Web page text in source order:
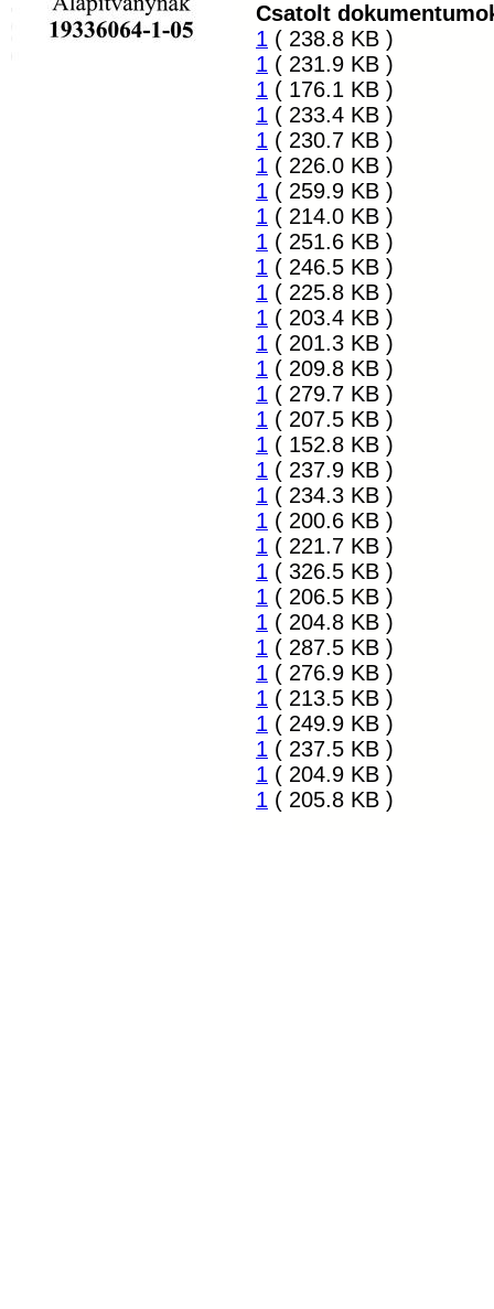
Csatolt
1 ( 238.8 KB )
1 ( 231.9 KB )
1 ( 176.1 KB )
1 ( 233.4 KB )
1 ( 230.7 KB )
1 ( 226.0 KB )
1 ( 259.9 KB )
1 ( 214.0 KB )
1 ( 251.6 KB )
1 ( 246.5 KB )
1 ( 225.8 KB )
1 ( 203.4 KB )
1 ( 201.3 KB )
1 ( 209.8 KB )
1 ( 279.7 KB )
1 ( 207.5 KB )
1 ( 152.8 KB )
1 ( 237.9 KB )
1 ( 234.3 KB )
1 ( 200.6 KB )
1 ( 221.7 KB )
1 ( 326.5 KB )
1 ( 206.5 KB )
1 ( 204.8 KB )
1 ( 287.5 KB )
1 ( 276.9 KB )
1 ( 213.5 KB )
1 ( 249.9 KB )
1 ( 237.5 KB )
1 ( 204.9 KB )
1 ( 205.8 KB )